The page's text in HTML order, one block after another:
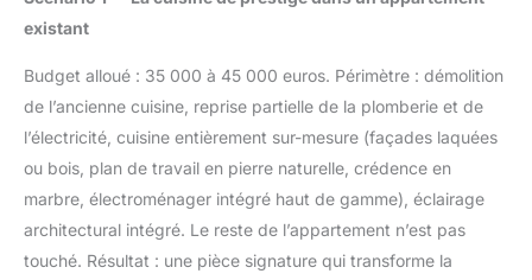
existant
Budget alloué : 35 000 à 45 000 euros. Périmètre : démolition
de l’ancienne cuisine, reprise partielle de la plomberie et de
l’électricité, cuisine entièrement sur-mesure (façades laquées
ou bois, plan de travail en pierre naturelle, crédence en
marbre, électroménager intégré haut de gamme), éclairage
architectural intégré. Le reste de l’appartement n’est pas
touché. Résultat : une pièce signature qui transforme la